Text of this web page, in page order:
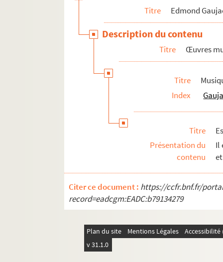
Documentation de concerts
Enregistrements sonores
Adrien Gaujac
Titre Edmond
Description du contenu
Titre Œuvres
Titre
Index
Titre
Présentation du
contenu
Il
Citer ce document : https://ccfr.bnf.fr/
record=eadcgm:EADC:b79134279
Plan du site Mentions Légales
v 31.1.0